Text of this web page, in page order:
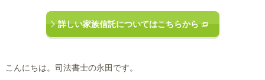
詳しい家族信託についてはこちらから
こんにちは。司法書士の永田です。